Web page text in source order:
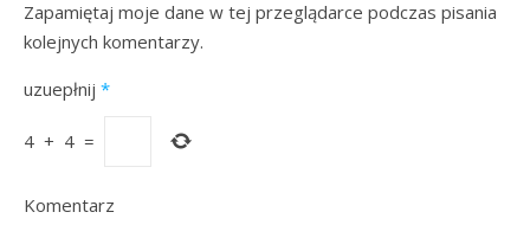
Zapamiętaj moje dane w tej przeglądarce podczas pisania
kolejnych komentarzy.
uzuepłnij *
4 + 4 =
Komentarz